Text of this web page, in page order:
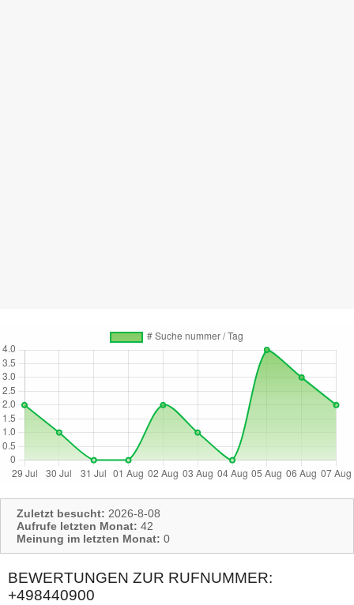
Zuletzt besucht: 2026-8-08
Aufrufe letzten Monat: 42
Meinung im letzten Monat: 0
BEWERTUNGEN ZUR RUFNUMMER:
+498440900